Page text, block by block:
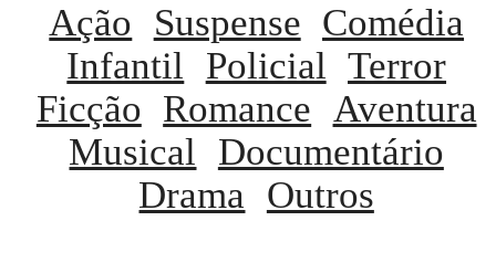
Ação Suspense Comédia
Infantil
Policial Terror
Ficção Romance Aventura
Musical
Documentário
Drama
Outros